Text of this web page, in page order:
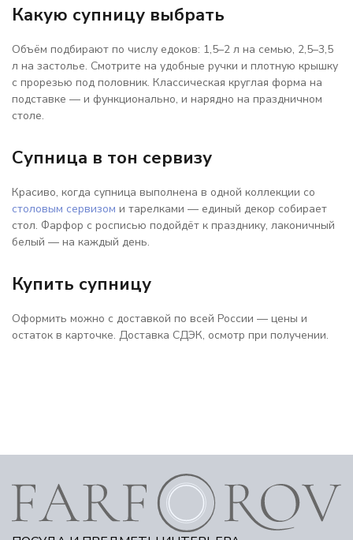
Какую супницу выбрать
Объём подбирают по числу едоков: 1,5–2 л на семью, 2,5–3,5
л на застолье. Смотрите на удобные ручки и плотную крышку
с прорезью под половник. Классическая круглая форма на
подставке — и функционально, и нарядно на праздничном
столе.
Супница в тон сервизу
Красиво, когда супница выполнена в одной коллекции со
столовым сервизом и тарелками — единый декор собирает
стол. Фарфор с росписью подойдёт к празднику, лаконичный
белый — на каждый день.
Купить супницу
Оформить можно с доставкой по всей России — цены и
остаток в карточке. Доставка СДЭК, осмотр при получении.